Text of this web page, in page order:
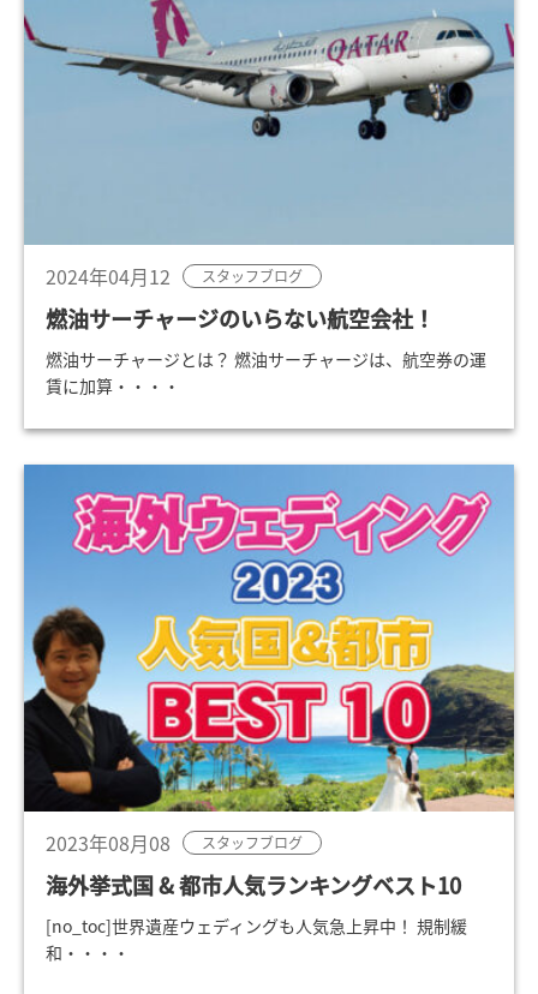
2024年04月12 スタッフブログ
燃油サーチャージのいらない航空会社！
燃油サーチャージとは？ 燃油サーチャージは、航空券の運
賃に加算・・・・
2023年08月08 スタッフブログ
海外挙式国 & 都市人気ランキングベスト10
[no_toc]世界遺産ウェディングも人気急上昇中！ 規制緩
和・・・・